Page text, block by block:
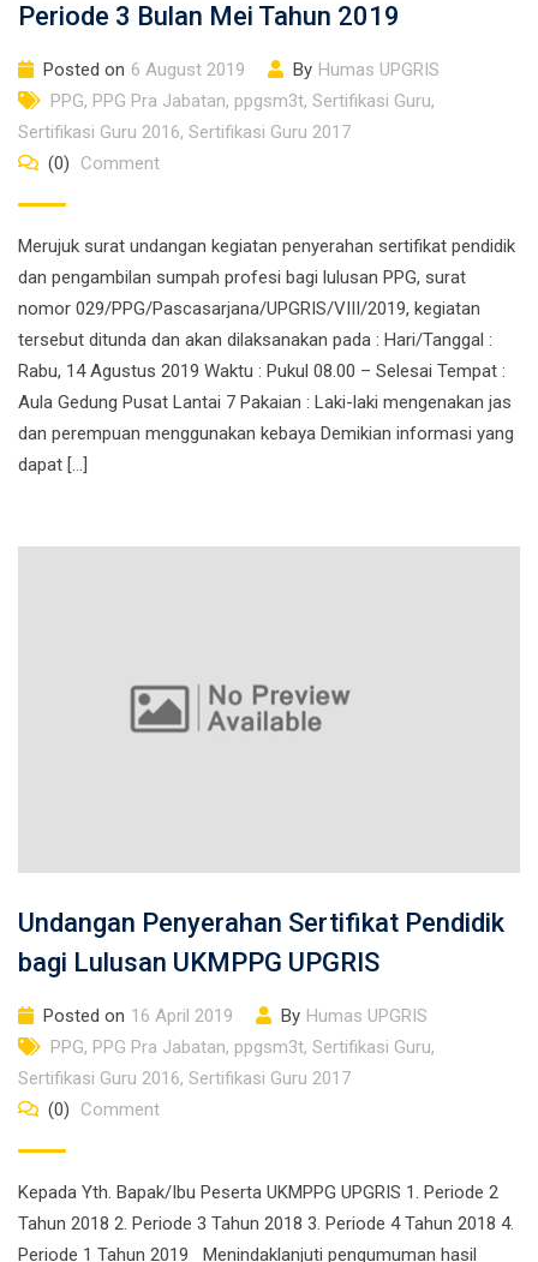
Periode 3 Bulan Mei Tahun 2019
Posted on 6 August 2019 By Humas UPGRIS
PPG, PPG Pra Jabatan, ppgsm3t, Sertifikasi Guru,
Sertifikasi Guru 2016, Sertifikasi Guru 2017
(0)
Comment
Merujuk surat undangan kegiatan penyerahan sertifikat pendidik
dan pengambilan sumpah profesi bagi lulusan PPG, surat
nomor 029/PPG/Pascasarjana/UPGRIS/VIII/2019, kegiatan
tersebut ditunda dan akan dilaksanakan pada : Hari/Tanggal :
Rabu, 14 Agustus 2019 Waktu : Pukul 08.00 – Selesai Tempat :
Aula Gedung Pusat Lantai 7 Pakaian : Laki-laki mengenakan jas
dan perempuan menggunakan kebaya Demikian informasi yang
dapat […]
Undangan Penyerahan Sertifikat Pendidik
bagi Lulusan UKMPPG UPGRIS
Posted on 16 April 2019 By Humas UPGRIS
PPG, PPG Pra Jabatan, ppgsm3t, Sertifikasi Guru,
Sertifikasi Guru 2016, Sertifikasi Guru 2017
(0)
Comment
Kepada Yth. Bapak/Ibu Peserta UKMPPG UPGRIS 1. Periode 2
Tahun 2018 2. Periode 3 Tahun 2018 3. Periode 4 Tahun 2018 4.
Periode 1 Tahun 2019 Menindaklanjuti pengumuman hasil